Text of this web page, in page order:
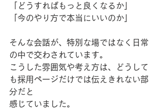
「どうすればもっと良くなるか」
「今のやり方で本当にいいのか」
そんな会話が、特別な場ではなく日常
の中で交わされています。
こうした雰囲気や考え方は、どうして
も採用ページだけでは伝えきれない部
分だと
感じていました。